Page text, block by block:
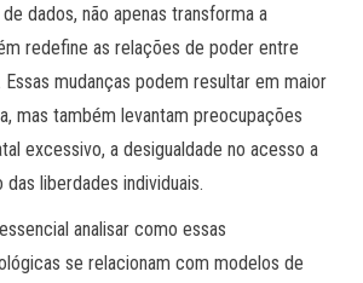
dados, não apenas transforma a
redefine as relações de poder entre
mudanças podem resultar em maior
mas também levantam preocupações
excessivo, a desigualdade no acesso a
liberdades individuais.
analisar como essas
se relacionam com modelos de